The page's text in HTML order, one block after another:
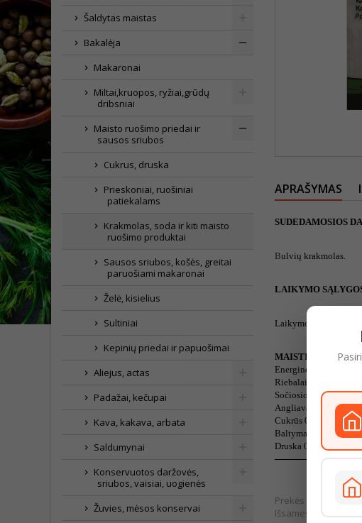
Šaldytas maistas
Bakalėja
Makaronai
Miltai,kruopos, ryžiai,grūdų
dribsniai
Maisto ruošimo priedai ir
sausos sriubos
Cukrus, druska
Prieskoniai, ruošiniai
patiekalams
Krakmolas, soda ir kiti maisto
ruošimo produktai
Sausos sriubos, košės, greitai
paruošiami makaronai
Želė, kisielius
Sultiniai
Kepinių priedai ir papuošimai
Aliejus, actas
Padažai, kečupai
Kava, kakava, arbata
Saldumynai
Konservuotos daržovės,
sriubos, vaisiai, uogienės
Žuvies, mėsos konservai
APRAŠYMAS
SUDEDAMOSIOS
Bulvių krakmolas.
LAIKYMO
Laikymo temperatūra:
MAISTINĖ VERTĖ
Energinė vertė
Riebalai 0,10 g
Sočiosios riebalų
Angliavandeniai
Cukrūs 0,20 g
Baltymai 0,30 g
Druska 0,005 g
Prekės išvaizda
Išsamesnė